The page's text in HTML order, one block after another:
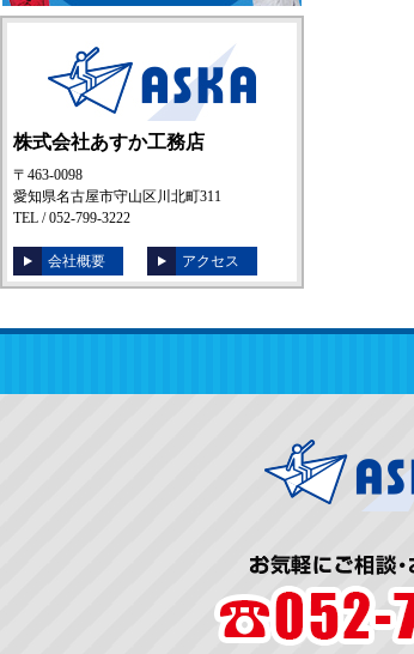
株式会社あすか工務店
〒463-0098
愛知県名古屋市守山区川北町311
TEL / 052-799-3222
会社概要 アクセス